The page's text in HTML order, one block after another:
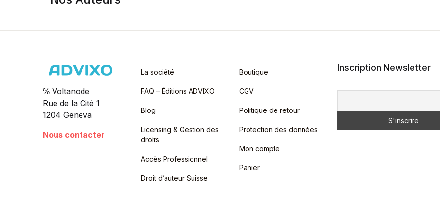
℅ Voltanode
Rue de la Cité 1
1204 Geneva
Nous contacter
La société
FAQ – Éditions ADVIXO
Blog
Licensing & Gestion des
droits
Accès Professionnel
Droit d’auteur Suisse
Boutique
CGV
Politique de retour
Protection des données
Mon compte
Panier
Inscription Newsletter